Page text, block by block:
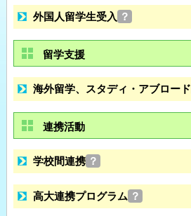
外国人留学生受入 ？
留学支援
海外留学、スタディ・アブロード
連携活動
学校間連携 ？
高大連携プログラム ？